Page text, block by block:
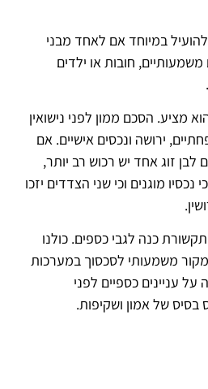
במיוחד אם לאחד מבני
חובות או ילדים
מציע. הסכם ממון לפני נישואין
ירושה ונכסים אישיים. אם
לבן זוג אחד יש רכוש רב יותר,
מוגנים וכי שני הצדדים יזכו
כנה לגבי כספים. כולנו
מקור משמעותי לסכסוך במערכות
על עניינים כספיים לפני
בסיס של אמון ושקיפות.